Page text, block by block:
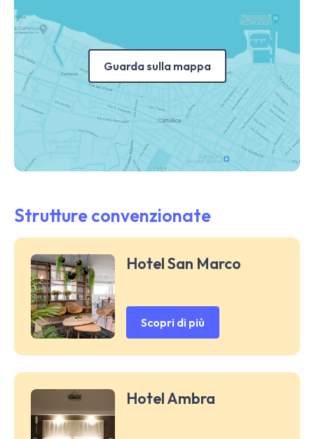
Guarda sulla mappa
Strutture convenzionate
Hotel San Marco
Scopri di più
Hotel Ambra